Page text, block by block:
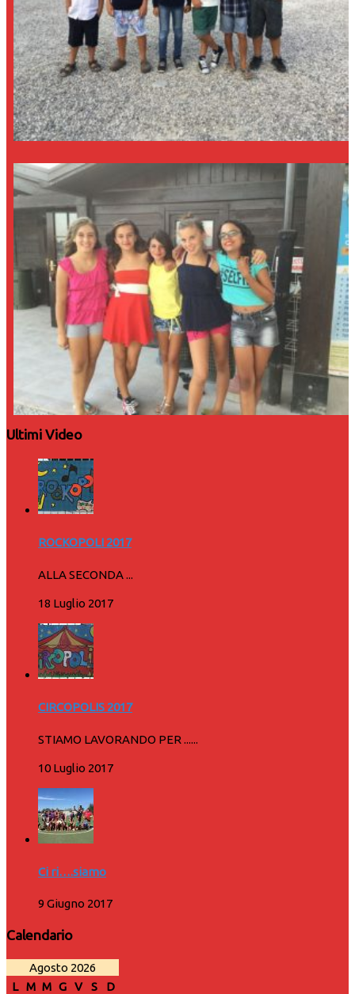
Ultimi Video
ROCKOPOLI 2017
ALLA SECONDA ...
18 Luglio 2017
CIRCOPOLIS 2017
STIAMO LAVORANDO PER ......
10 Luglio 2017
Ci ri….siamo
9 Giugno 2017
Calendario
Agosto 2026
L M M G V S D